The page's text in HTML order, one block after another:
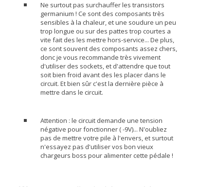
Ne surtout pas surchauffer les transistors
germanium ! Ce sont des composants très
sensibles à la chaleur, et une soudure un peu
trop longue ou sur des pattes trop courtes a
vite fait des les mettre hors-service... De plus,
ce sont souvent des composants assez chers,
donc je vous recommande très vivement
d'utiliser des sockets, et d'attendre que tout
soit bien froid avant des les placer dans le
circuit. Et bien sûr c'est la dernière pièce à
mettre dans le circuit.
Attention : le circuit demande une tension
négative pour fonctionner ( -9V)... N'oubliez
pas de mettre votre pile à l'envers, et surtout
n'essayez pas d'utiliser vos bon vieux
chargeurs boss pour alimenter cette pédale !